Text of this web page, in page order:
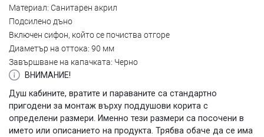
Материал: Санитарен акрил
Подсилено дъно
Включен сифон, който се почиства отгоре
Диаметър на оттока: 90 мм
Завършване на капачката: Черно
ВНИМАНИЕ!
Душ кабините, вратите и параваните са стандартно
пригодени за монтаж върху поддушови корита с
определени размери. Именно тези размери са посочени в
името или описанието на продукта. Трябва обаче да се има